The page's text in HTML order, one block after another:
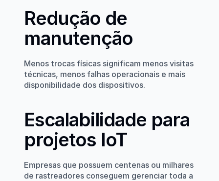
Redução de
manutenção
Menos trocas físicas significam menos visitas
técnicas, menos falhas operacionais e mais
disponibilidade dos dispositivos.
Escalabilidade para
projetos IoT
Empresas que possuem centenas ou milhares
de rastreadores conseguem gerenciar toda a